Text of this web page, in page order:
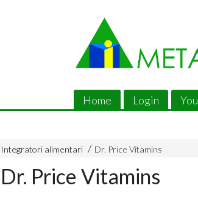
Home Login
Integratori alimentari Dr. Price Vitamins
Dr. Price Vitamins